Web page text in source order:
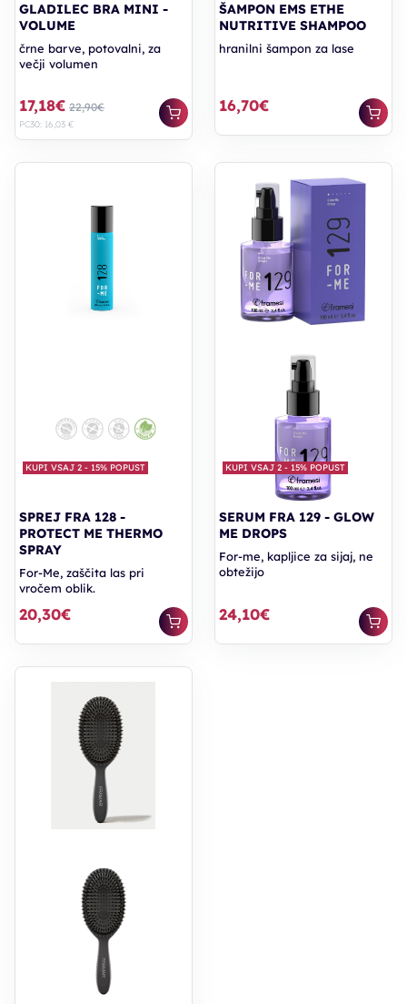
GLADILEC BRA MINI -
VOLUME
črne barve, potovalni, za
večji volumen
17,18€ 22,90€
PC30: 16,03 €
ŠAMPON EMS ETHE
NUTRITIVE SHAMPOO
hranilni šampon za lase
16,70€
KUPI VSAJ 2 - 15% POPUST
SPREJ FRA 128 -
PROTECT ME THERMO
SPRAY
For-Me, zaščita las pri
vročem oblik.
20,30€
KUPI VSAJ 2 - 15% POPUST
SERUM FRA 129 - GLOW
ME DROPS
For-me, kapljice za sijaj, ne
obtežijo
24,10€